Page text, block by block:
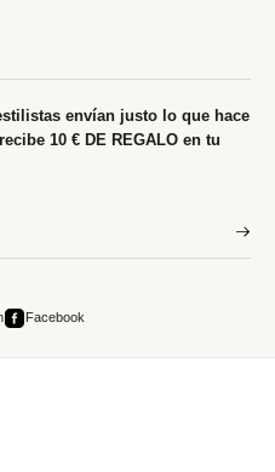
envían justo lo que hace
10 € DE REGALO en tu
Facebook